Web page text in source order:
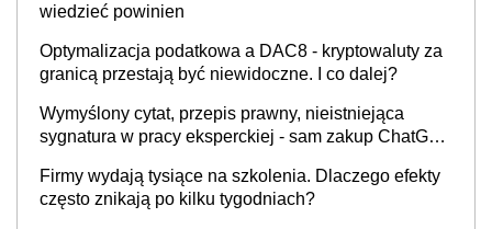
wiedzieć powinien
Optymalizacja podatkowa a DAC8 - kryptowaluty za
granicą przestają być niewidoczne. I co dalej?
Wymyślony cytat, przepis prawny, nieistniejąca
sygnatura w pracy eksperckiej - sam zakup ChatGPT
Firmy wydają tysiące na szkolenia. Dlaczego efekty
często znikają po kilku tygodniach?